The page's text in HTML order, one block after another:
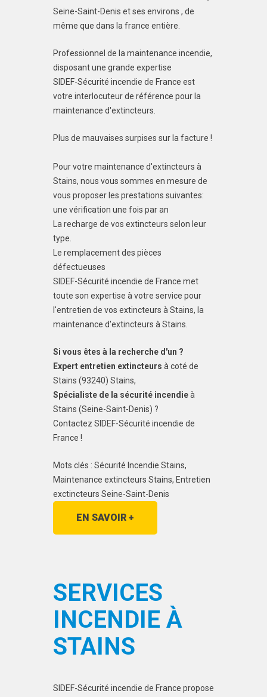
Seine-Saint-Denis et ses environs , de
même que dans la france entière.
Professionnel de la maintenance incendie,
disposant une grande expertise
SIDEF-Sécurité incendie de France est
votre interlocuteur de référence pour la
maintenance d'extincteurs.
Plus de mauvaises surpises sur la facture !
Pour votre maintenance d'extincteurs à
Stains, nous vous sommes en mesure de
vous proposer les prestations suivantes:
une vérification une fois par an
La recharge de vos extincteurs selon leur
type.
Le remplacement des pièces
défectueuses
SIDEF-Sécurité incendie de France met
toute son expertise à votre service pour
l'entretien de vos extincteurs à Stains, la
maintenance d'extincteurs à Stains.
Si vous êtes à la recherche d'un ?
Expert entretien extincteurs à coté de
Stains (93240) Stains,
Spécialiste de la sécurité incendieà
Stains (Seine-Saint-Denis) ?
Contactez SIDEF-Sécurité incendie de
France !
Mots clés : Sécurité Incendie Stains,
Maintenance extincteurs Stains, Entretien
exctincteurs Seine-Saint-Denis
EN SAVOIR +
SERVICES
INCENDIE À
STAINS
SIDEF-Sécurité incendie de France propose